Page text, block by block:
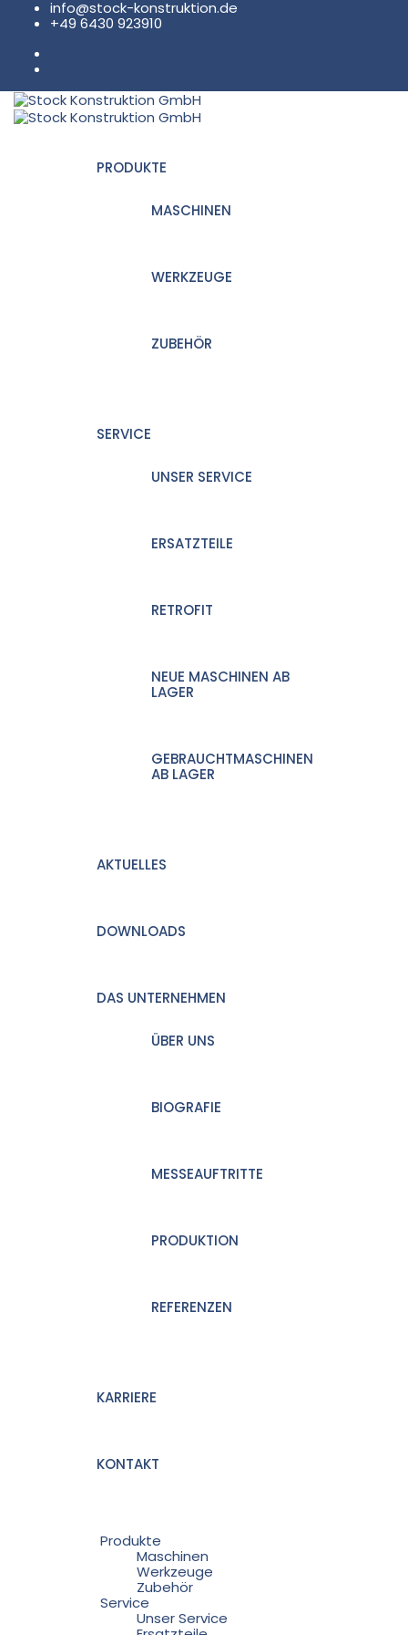
info@stock-konstruktion.de
+49 6430 923910
PRODUKTE
MASCHINEN
WERKZEUGE
ZUBEHÖR
SERVICE
UNSER SERVICE
ERSATZTEILE
RETROFIT
NEUE MASCHINEN AB
LAGER
GEBRAUCHTMASCHINEN
AB LAGER
AKTUELLES
DOWNLOADS
DAS UNTERNEHMEN
ÜBER UNS
BIOGRAFIE
MESSEAUFTRITTE
PRODUKTION
REFERENZEN
KARRIERE
KONTAKT
Produkte
Maschinen
Werkzeuge
Zubehör
Service
Unser Service